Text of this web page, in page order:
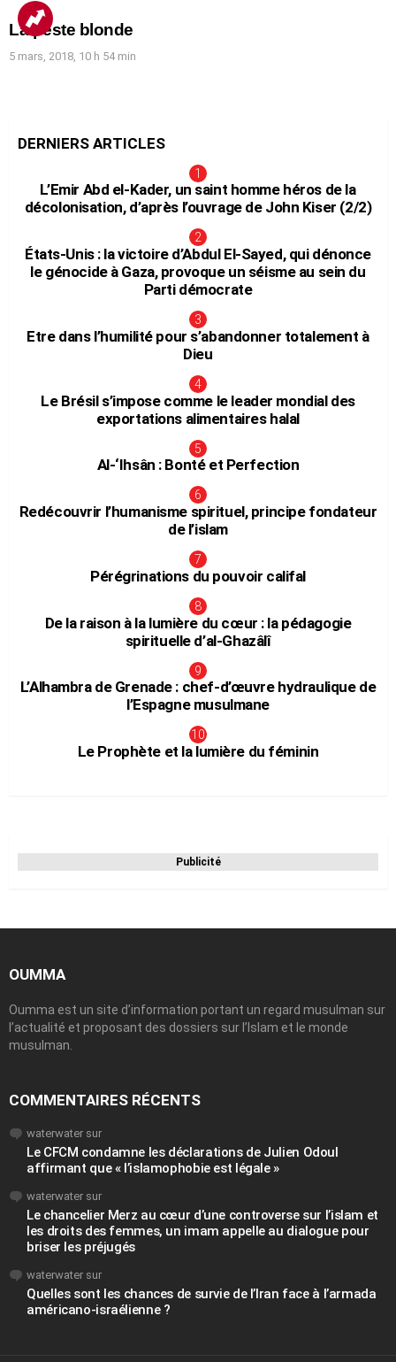
La peste blonde
5 mars, 2018, 10 h 54 min
DERNIERS ARTICLES
L’Emir Abd el-Kader, un saint homme héros de la
décolonisation, d’après l’ouvrage de John Kiser (2/2)
États-Unis : la victoire d’Abdul El-Sayed, qui dénonce
le génocide à Gaza, provoque un séisme au sein du
Parti démocrate
Etre dans l’humilité pour s’abandonner totalement à
Dieu
Le Brésil s’impose comme le leader mondial des
exportations alimentaires halal
Al-‘Ihsân : Bonté et Perfection
Redécouvrir l’humanisme spirituel, principe fondateur
de l’islam
Pérégrinations du pouvoir califal
De la raison à la lumière du cœur : la pédagogie
spirituelle d’al-Ghazâlî
L’Alhambra de Grenade : chef-d’œuvre hydraulique de
l’Espagne musulmane
Le Prophète et la lumière du féminin
Publicité
OUMMA
Oumma est un site d’information portant un regard musulman sur
l’actualité et proposant des dossiers sur l’Islam et le monde
musulman.
COMMENTAIRES RÉCENTS
waterwater sur
Le CFCM condamne les déclarations de Julien Odoul
affirmant que « l’islamophobie est légale »
waterwater sur
Le chancelier Merz au cœur d’une controverse sur l’islam et
les droits des femmes, un imam appelle au dialogue pour
briser les préjugés
waterwater sur
Quelles sont les chances de survie de l’Iran face à l’armada
américano-israélienne ?